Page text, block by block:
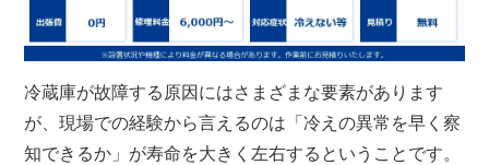
冷蔵庫が故障する原因にはさまざまな要素があります
が、現場での経験から言えるのは「冷えの異常を早く察
知できるか」が寿命を大きく左右するということです。